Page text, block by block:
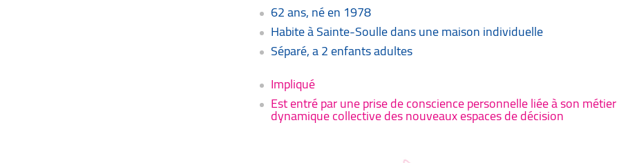
62 ans, né en 1978
Habite à Sainte-Soulle dans une maison individuelle
Séparé, a 2 enfants adultes
Impliqué
Est entré par une prise de conscience personnelle liée à son
dynamique collective des nouveaux espaces de décision